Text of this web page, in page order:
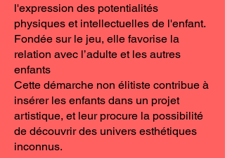
l'expression des potentialités
physiques et intellectuelles de l'enfant.
Fondée sur le jeu, elle favorise la
relation avec l’adulte et les autres
enfants
Cette démarche non élitiste contribue à
insérer les enfants dans un projet
artistique, et leur procure la possibilité
de découvrir des univers esthétiques
inconnus.